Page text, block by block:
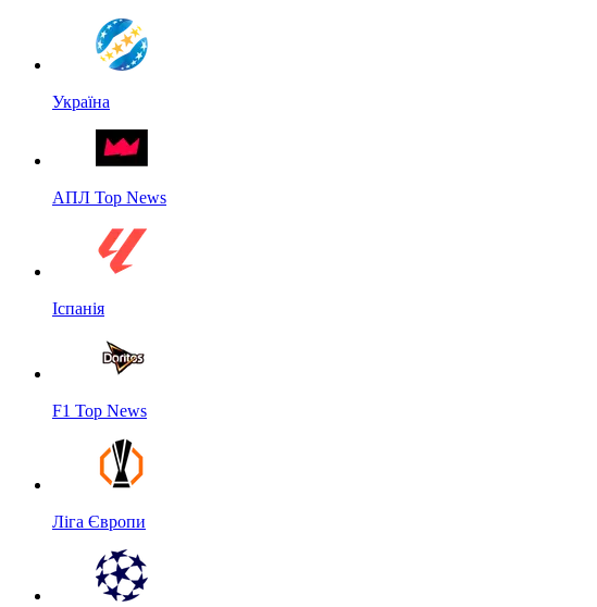
Україна
АПЛ Top News
Іспанія
F1 Top News
Ліга Європи